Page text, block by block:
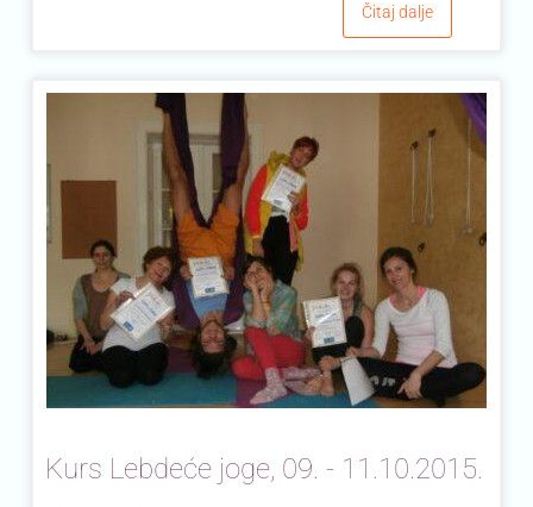
Čitaj dalje
Kurs Lebdeće joge, 09. - 11.10.2015.